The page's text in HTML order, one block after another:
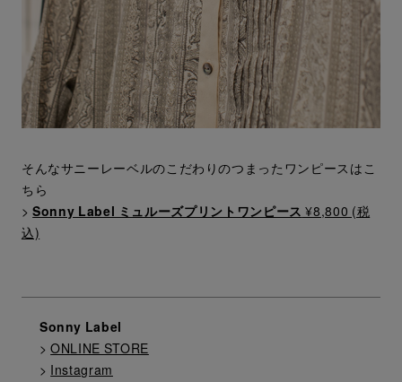
そんなサニーレーベルのこだわりのつまったワンピースはこ
ちら
>Sonny Label ミュルーズプリントワンピース ¥8,800 (税
込)
Sonny Label
>ONLINE STORE
> Instagram